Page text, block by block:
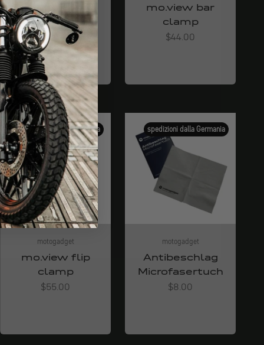
prolunga della
barra - adatta
per Kawasaki
(set)
Angebot
$66.00
mo.view bar
clamp
Angebot
$44.00
spedizioni dalla Germania
motogadget
mo.view flip
clamp
Angebot
$55.00
spedizioni dalla Germania
motogadget
Antibeschlag
Microfasertuch
Angebot
$8.00